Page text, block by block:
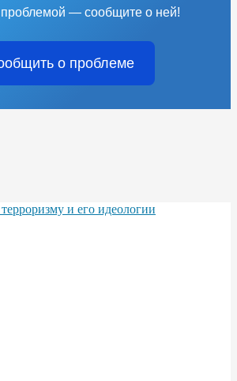
проблемой — сообщите о ней!
о проблеме